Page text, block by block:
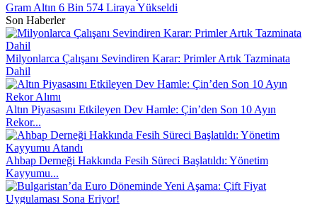
Gram Altın 6 Bin 574 Liraya Yükseldi
Son Haberler
Milyonlarca Çalışanı Sevindiren Karar: Primler Artık Tazminata
Dahil
Altın Piyasasını Etkileyen Dev Hamle: Çin’den Son 10 Ayın
Rekor...
Ahbap Derneği Hakkında Fesih Süreci Başlatıldı: Yönetim
Kayyumu...